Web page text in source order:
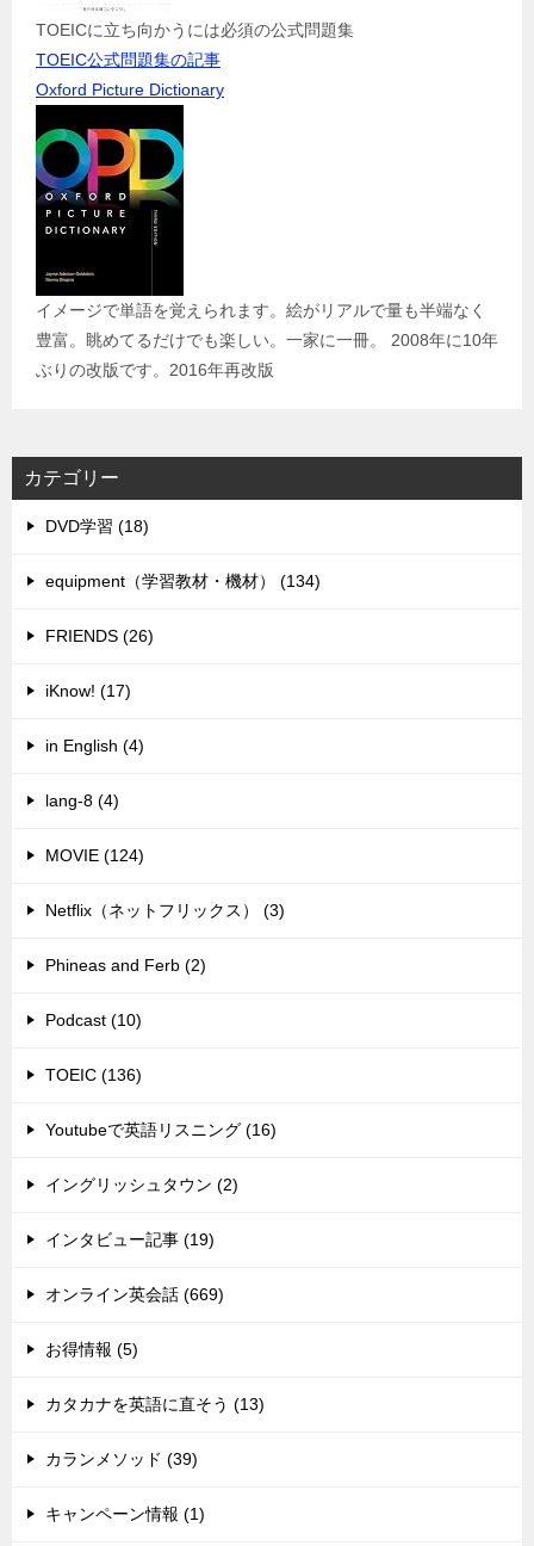
TOEICに立ち向かうには必須の公式問題集
TOEIC公式問題集の記事
Oxford Picture Dictionary
イメージで単語を覚えられます。絵がリアルで量も半端なく
豊富。眺めてるだけでも楽しい。一家に一冊。 2008年に10年
ぶりの改版です。2016年再改版
カテゴリー
DVD学習 (18)
equipment（学習教材・機材） (134)
FRIENDS (26)
iKnow! (17)
in English (4)
lang-8 (4)
MOVIE (124)
Netflix（ネットフリックス） (3)
Phineas and Ferb (2)
Podcast (10)
TOEIC (136)
Youtubeで英語リスニング (16)
イングリッシュタウン (2)
インタビュー記事 (19)
オンライン英会話 (669)
お得情報 (5)
カタカナを英語に直そう (13)
カランメソッド (39)
キャンペーン情報 (1)